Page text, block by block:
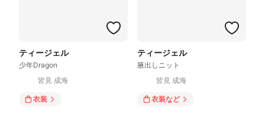
ティージェル
少年Dragon
皆見 成海
衣装
ティージェル
腋出しニット
皆見 成海
衣装など